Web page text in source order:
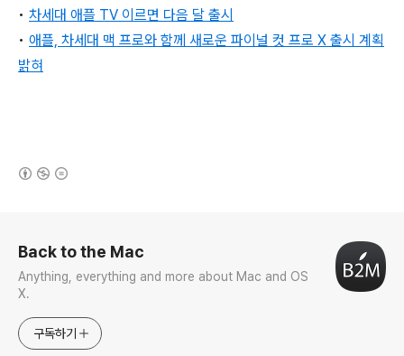
• 차세대 애플 TV 이르면 다음 달 출시
• 애플, 차세대 맥 프로와 함께 새로운 파이널 컷 프로 X 출시 계획
밝혀
Back to the Mac
Anything, everything and more about Mac and OS
X.
구독하기